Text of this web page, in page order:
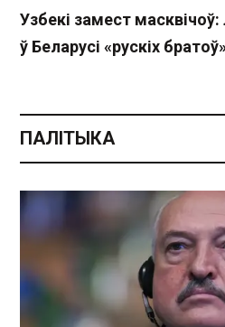
Узбекі замест
ў Беларусі «рускіх
ПАЛІТЫКА